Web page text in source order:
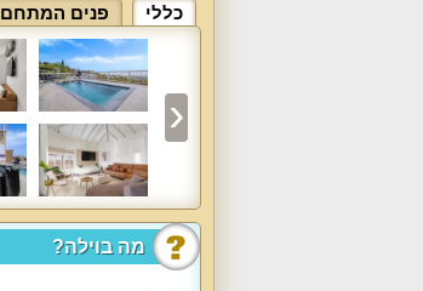
כללי פנים המתחם
מה בוילה?